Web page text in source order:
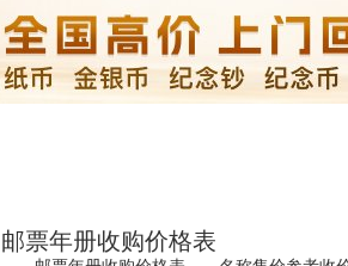
邮票年册收购价格表